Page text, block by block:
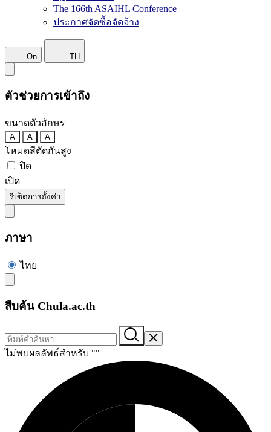
The 166th ASAIHL Conference
ประกาศจัดซื้อจัดจ้าง
On TH
ตัวช่วยการเข้าถึง
ขนาดตัวอักษร
A A A
โหมดสีตัดกันสูง
ปิด
เปิด
รีเซ็ตการตั้งค่า
ภาษา
ไทย
สืบค้น Chula.ac.th
ไม่พบผลลัพธ์สำหรับ ""